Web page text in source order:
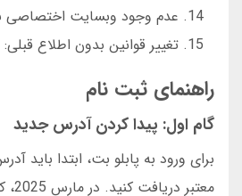
عدم وجود وبسایت اختصاصی
تغییر قوانین بدون اطلاع
راهنمای ثبت نام
گام اول: پیدا کردن آدرس جدید
برای ورود به پابلو بت، ابتدا باید
معتبر